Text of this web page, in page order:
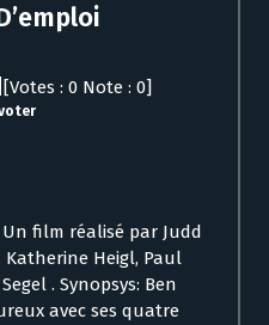
[Votes : 0 Note : 0]
Un film réalisé par Judd
Katherine Heigl, Paul
. Synopsys: Ben
avec ses quatre